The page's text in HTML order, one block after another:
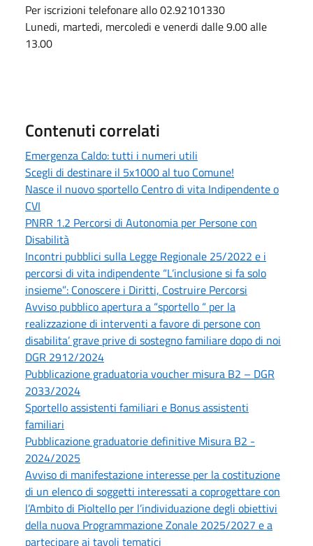
Per iscrizioni telefonare allo 02.92101330
Lunedi, martedi, mercoledi e venerdi dalle 9.00 alle
13.00
Contenuti correlati
Emergenza Caldo: tutti i numeri utili
Scegli di destinare il 5x1000 al tuo Comune!
Nasce il nuovo sportello Centro di vita Indipendente o
CVI
PNRR 1.2 Percorsi di Autonomia per Persone con
Disabilità
Incontri pubblici sulla Legge Regionale 25/2022 e i
percorsi di vita indipendente “L’inclusione si fa solo
insieme”: Conoscere i Diritti, Costruire Percorsi
Avviso pubblico apertura a “sportello “ per la
realizzazione di interventi a favore di persone con
disabilita’ grave prive di sostegno familiare dopo di noi
DGR 2912/2024
Pubblicazione graduatoria voucher misura B2 – DGR
2033/2024
Sportello assistenti familiari e Bonus assistenti
familiari
Pubblicazione graduatorie definitive Misura B2 -
2024/2025
Avviso di manifestazione interesse per la costituzione
di un elenco di soggetti interessati a coprogettare con
l’Ambito di Pioltello per l’individuazione degli obiettivi
della nuova Programmazione Zonale 2025/2027 e a
partecipare ai tavoli tematici